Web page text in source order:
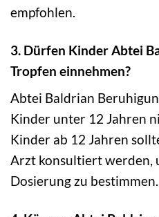
empfohlen.
3. Dürfen Kinder Abtei
Tropfen einnehmen?
Abtei Baldrian
Kinder unter 12 Jahren
Kinder ab 12 Jahren
Arzt konsultiert werden,
Dosierung zu bestimmen.